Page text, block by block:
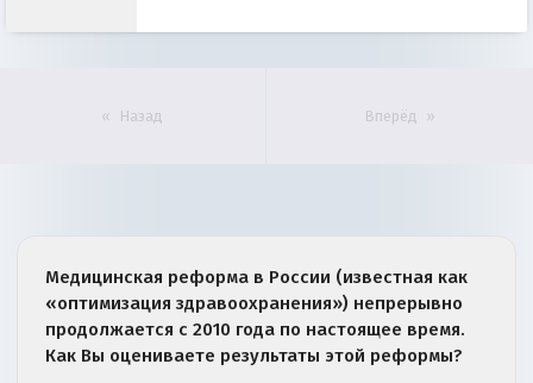
Назад Вперёд
Медицинская реформа в России (известная как
«оптимизация здравоохранения») непрерывно
продолжается с 2010 года по настоящее время.
Как Вы оцениваете результаты этой реформы?